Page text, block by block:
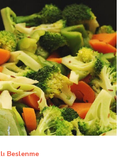
Beslenme